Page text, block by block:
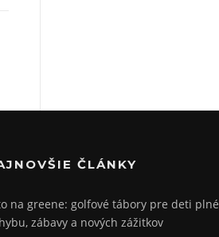
ČLÁNKY
na greene: golfové tábory pre deti plné
zábavy a nových zážitkov